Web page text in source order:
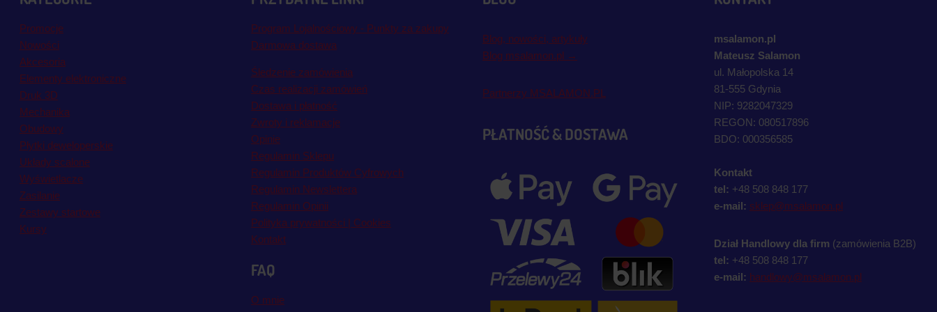
Promocje
Nowości
Akcesoria
Elementy elektroniczne
Druk 3D
Mechanika
Obudowy
Płytki deweloperskie
Układy scalone
Wyświetlacze
Zasilanie
Zestawy startowe
Kursy
Program Lojalnościowy - Punkty za zakupy
Darmowa dostawa
Śledzenie zamówienia
Czas realizacji zamówień
Dostawa i płatność
Zwroty i reklamacje
Opinie
Regulamin Sklepu
Regulamin Produktów Cyfrowych
Regulamin Newslettera
Regulamin Opinii
Polityka prywatności | Cookies
Kontakt
FAQ
O mnie
Blog, nowości, artykuły
Blog msalamon.pl →
Partnerzy MSALAMON.PL
PŁATNOŚĆ & DOSTAWA
msalamon.pl
Mateusz Salamon
ul. Małopolska 14
81-555 Gdynia
NIP: 9282047329
REGON: 080517896
BDO: 000356585
Kontakt
tel: +48 508 848 177
e-mail: sklep@msalamon.pl
Dział Handlowy dla firm (zamówienia B2B)
tel: +48 508 848 177
e-mail: handlowy@msalamon.pl